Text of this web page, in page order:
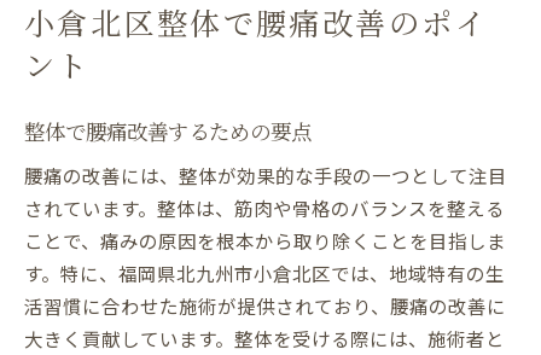
小倉北区整体で腰痛改善のポイ
ント
整体で腰痛改善するための要点
腰痛の改善には、整体が効果的な手段の一つとして注目
されています。整体は、筋肉や骨格のバランスを整える
ことで、痛みの原因を根本から取り除くことを目指しま
す。特に、福岡県北九州市小倉北区では、地域特有の生
活習慣に合わせた施術が提供されており、腰痛の改善に
大きく貢献しています。整体を受ける際には、施術者と